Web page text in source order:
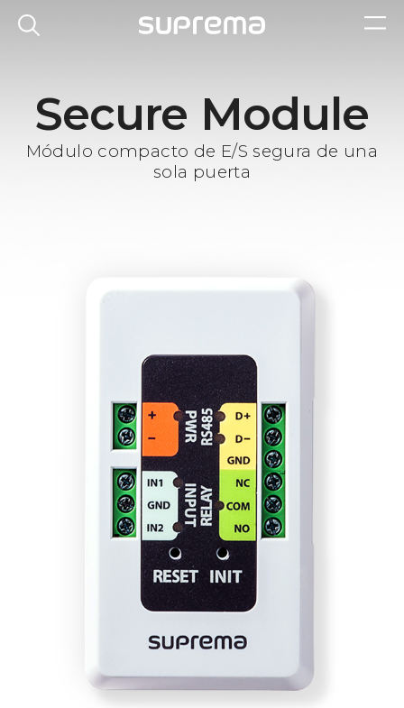
Secure Module
Módulo compacto de E/S segura de una
sola puerta